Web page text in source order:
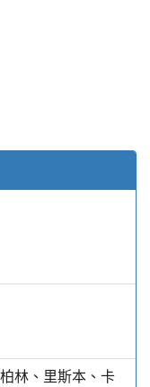
林、里斯本、卡